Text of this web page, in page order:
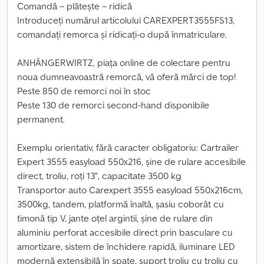
Comandă – plătește – ridică
Introduceți numărul articolului CAREXPERT3555FS13,
comandați remorca și ridicați-o după înmatriculare.
ANHÄNGERWIRTZ, piața online de colectare pentru
noua dumneavoastră remorcă, vă oferă mărci de top!
Peste 850 de remorci noi în stoc
Peste 130 de remorci second-hand disponibile
permanent.
Exemplu orientativ, fără caracter obligatoriu: Cartrailer
Expert 3555 easyload 550x216, șine de rulare accesibile
direct, troliu, roți 13", capacitate 3500 kg
Transportor auto Carexpert 3555 easyload 550x216cm,
3500kg, tandem, platformă înaltă, șasiu coborât cu
timonă tip V, jante oțel argintii, șine de rulare din
aluminiu perforat accesibile direct prin basculare cu
amortizare, sistem de închidere rapidă, iluminare LED
modernă extensibilă în spate, suport troliu cu troliu cu